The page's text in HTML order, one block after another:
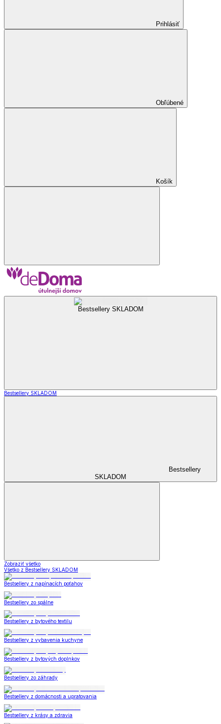
Prihlásiť
Obľúbené
Košík
Bestsellery SKLADOM
Bestsellery SKLADOM
Bestsellery
SKLADOM
Zobraziť všetko
Všetko z Bestsellery SKLADOM
Bestsellery z napínacích poťahov
Bestsellery zo spálne
Bestsellery z bytového textilu
Bestsellery z vybavenia kuchyne
Bestsellery z bytových doplnkov
Bestsellery zo záhrady
Bestsellery z domácnosti a upratovania
Bestsellery z krásy a zdravia